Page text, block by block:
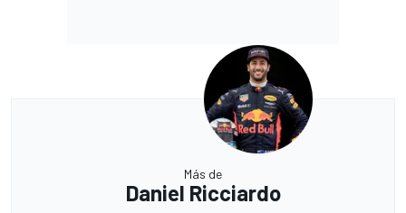
Más de
Daniel Ricciardo